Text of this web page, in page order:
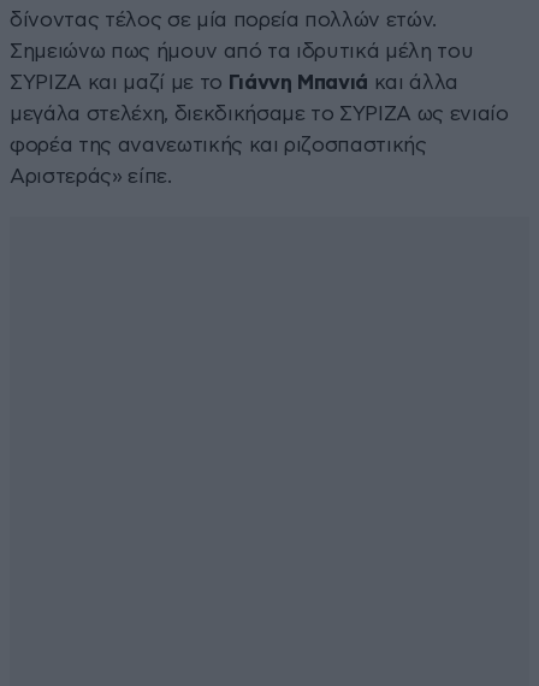
δίνοντας τέλος σε μία πορεία πολλών ετών.
Σημειώνω πως ήμουν από τα ιδρυτικά μέλη του
ΣΥΡΙΖΑ και μαζί με το Γιάννη Μπανιά και άλλα
μεγάλα στελέχη, διεκδικήσαμε το ΣΥΡΙΖΑ ως ενιαίο
φορέα της ανανεωτικής και ριζοσπαστικής
Αριστεράς» είπε.